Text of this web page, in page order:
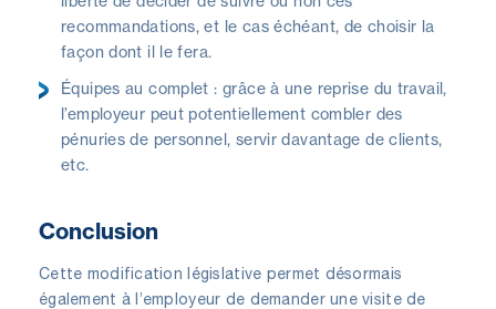
recommandations, et le cas échéant, de choisir la
façon dont il le fera.
Équipes au complet : grâce à une reprise du travail,
l’employeur peut potentiellement combler des
pénuries de personnel, servir davantage de clients,
etc.
Conclusion
Cette modification législative permet désormais
également à l’employeur de demander une visite de